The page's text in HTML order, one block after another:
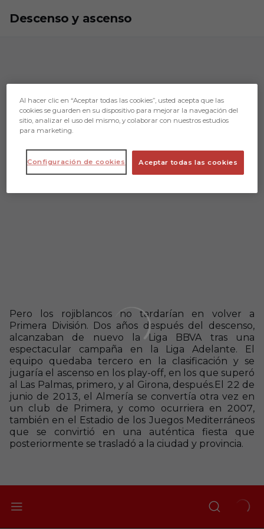
Descenso y ascenso
Pero los rojiblancos no tardarían en volver a
Primera División. Dos años después del descenso,
alcanzaban de nuevo la Liga BBVA tras una
espectacular campaña en la Liga Adelante. El
equipo quedaba tercero en la clasificación y se
jugaría el ascenso en los play-off, en los que superó
al Las Palmas, primero, y al Girona, después.El 22 de
junio de 2013, el Almería se convertía otra vez en
un club de Primera, y como ocurriera en 2007,
también en el Estadio de los Juegos Mediterráneos
que se convirtió en una auténtica fiesta que
posteriormente se trasladó a la ciudad y provincia.
Al hacer clic en “Aceptar todas las cookies”, usted acepta que las
cookies se guarden en su dispositivo para mejorar la navegación del
sitio, analizar el uso del mismo, y colaborar con nuestros estudios
para marketing.
Aceptar todas las cookies
Configuración de cookies